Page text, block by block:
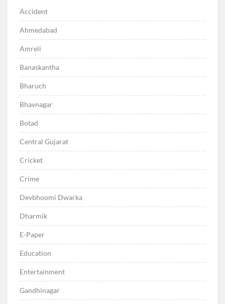
Accident
Ahmedabad
Amreli
Banaskantha
Bharuch
Bhavnagar
Botad
Central Gujarat
Cricket
Crime
Devbhoomi Dwarka
Dharmik
E-Paper
Education
Entertainment
Gandhinagar